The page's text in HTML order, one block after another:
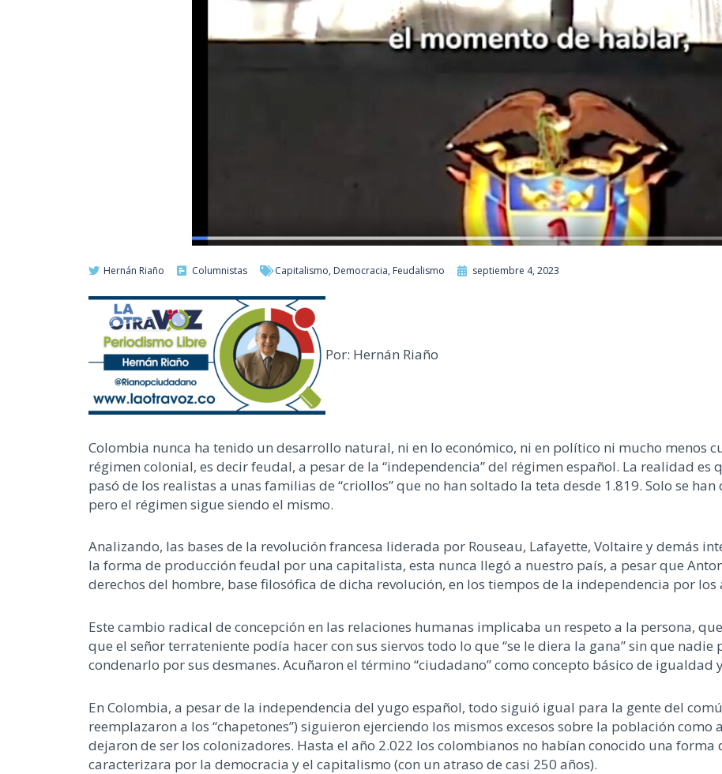
Hernán Riaño Columnistas Capitalismo, Democracia, Feudalismo septiembre 4, 2023
Por: Hernán Riaño
Colombia nunca ha tenido un desarrollo natural, ni en lo económico, ni en político ni mucho menos
régimen colonial, es decir feudal, a pesar de la “independencia” del régimen español. La realidad
pasó de los realistas a unas familias de “criollos” que no han soltado la teta desde 1.819. Solo se
pero el régimen sigue siendo el mismo.
Analizando, las bases de la revolución francesa liderada por Rouseau, Lafayette, Voltaire y demás
la forma de producción feudal por una capitalista, esta nunca llegó a nuestro país, a pesar que
derechos del hombre, base filosófica de dicha revolución, en los tiempos de la independencia por los
Este cambio radical de concepción en las relaciones humanas implicaba un respeto a la persona,
que el señor terrateniente podía hacer con sus siervos todo lo que “se le diera la gana” sin que
condenarlo por sus desmanes. Acuñaron el término “ciudadano” como concepto básico de igualdad
En Colombia, a pesar de la independencia del yugo español, todo siguió igual para la gente del
reemplazaron a los “chapetones”) siguieron ejerciendo los mismos excesos sobre la población
dejaron de ser los colonizadores. Hasta el año 2.022 los colombianos no habían conocido una forma
caracterizara por la democracia y el capitalismo (con un atraso de casi 250 años).